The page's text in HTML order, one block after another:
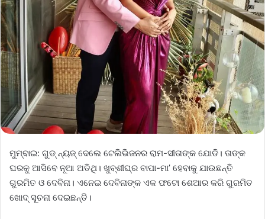
ମୁମ୍ବାଇ: ଗୁଡ୍‌ ନ୍ୟଜ୍‌ ଦେଲେ ଟେଲିଭିଜନର ରାମ-ସୀତାଙ୍କ ଯୋଡି। ତାଙ୍କ
ଘରକୁ ଆସିବେ ନୂଆ ଅତିଥି। ଖୁବ୍‌ଶୀଘ୍ର ବାପା-ମା’ ହେବାକୁ ଯାଉଛନ୍ତି
ଗୁରମିତ ଓ ଦେବିନା। ଏନେଇ ଦେବିନାଙ୍କ ଏକ ଫଟୋ ଶେଆର କରି ଗୁରମିତ
ଖୋଦ୍‌ ସୂଚନା ଦେଇଛନ୍ତି।